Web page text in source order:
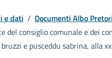
e dati / Documenti Albo
del consiglio comunale e dei
e pusceddu sabrina, alla